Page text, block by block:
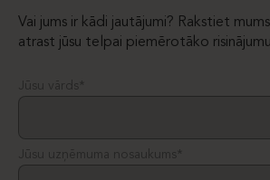
Vai jums ir kādi jautājumi? Rakstiet
atrast jūsu telpai piemērotāko
Jūsu vārds*
Jūsu uzņēmuma nosaukums*